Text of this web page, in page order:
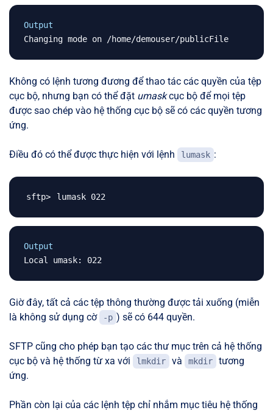
Output
Không có lệnh tương đương để thao tác các quyền của tệp
cục bộ, nhưng bạn có thể đặt umaskcục bộ để mọi tệp
được sao chép vào hệ thống cục bộ sẽ có các quyền tương
ứng.
Điều đó có thể được thực hiện với lệnh lumask :
Output
Giờ đây, tất cả các tệp thông thường được tải xuống (miễn
là không sử dụng cờ
-p ) sẽ có 644 quyền.
SFTP cũng cho phép bạn tạo các thư mục trên cả hệ thống
cục bộ và hệ thống từ xa với
lmkdir và mkdir
tương
ứng.
Phần còn lại của các lệnh tệp chỉ nhắm mục tiêu hệ thống